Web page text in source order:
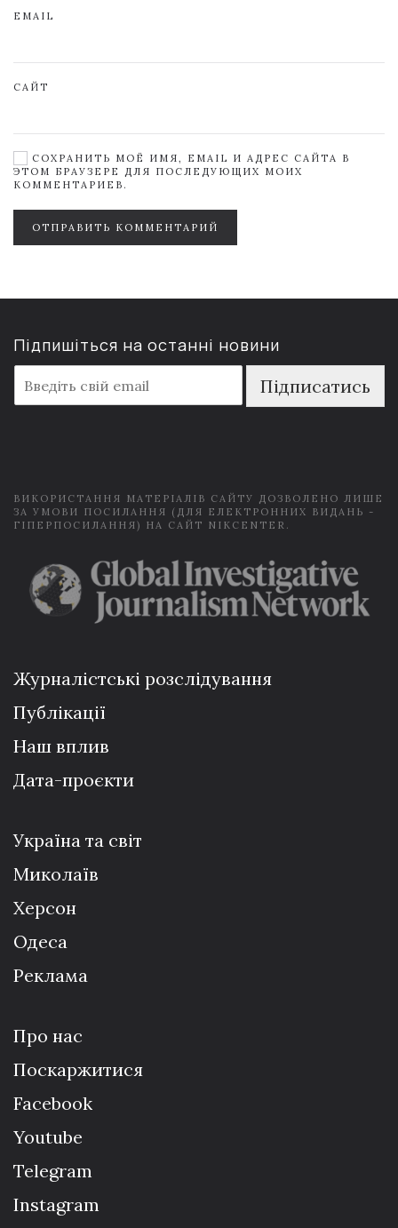
EMAIL
САЙТ
СОХРАНИТЬ МОЁ ИМЯ, EMAIL И АДРЕС САЙТА В
ЭТОМ БРАУЗЕРЕ ДЛЯ ПОСЛЕДУЮЩИХ МОИХ
КОММЕНТАРИЕВ.
ОТПРАВИТЬ КОММЕНТАРИЙ
Підпишіться на останні новини
m
a
Підписатись
ВИКОРИСТАННЯ МАТЕРІАЛІВ САЙТУ ДОЗВОЛЕНО ЛИШЕ
ЗА УМОВИ ПОСИЛАННЯ (ДЛЯ ЕЛЕКТРОННИХ ВИДАНЬ -
ГІПЕРПОСИЛАННЯ) НА САЙТ NIKCENTER.
Журналістські розслідування
Публікації
Наш вплив
Дата-проєкти
Україна та світ
Миколаїв
Херсон
Одеса
Реклама
Про нас
Поскаржитися
Facebook
Youtube
Telegram
Instagram